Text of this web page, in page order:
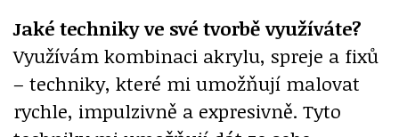
Jaké techniky ve své tvorbě využíváte?
Využívám kombinaci akrylu, spreje a fixů
– techniky, které mi umožňují malovat
rychle, impulzivně a expresivně. Tyto